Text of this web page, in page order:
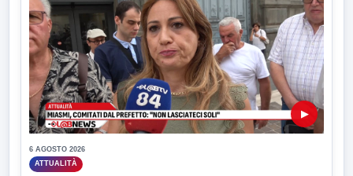
▶
6 AGOSTO 2026
ATTUALITÀ